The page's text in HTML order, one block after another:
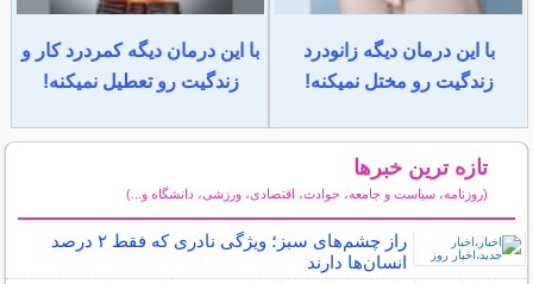
با این درمان دیگه زانودرد
زندگیت رو مختل نمیکنه!
با این درمان دیگه کمردرد کار و
زندگیت رو تعطیل نمیکنه!
تازه ترین خبرها
(روزنامه، سیاست و جامعه، حوادث، اقتصادی، ورزشی، دانشگاه و...)
راز چشم‌های سبز؛ ویژگی نادری که فقط ۲ درصد
انسان‌ها دارند